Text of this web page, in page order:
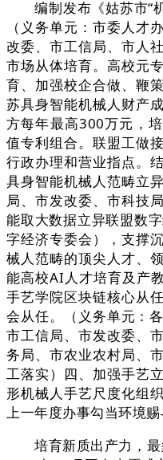
编制发布《姑苏市“机
（义务单元：市委人才
改委、市工信局、市人
市场从体培育。高校元
育、加强校企合做、鞭
苏具身智能机械人财产
方每年最高300万元，
值专利组合。联盟工做
行政办理和营业指点。
具身智能机械人范畴立
局、市发改委、市科技
能取大数据立异联盟数
字经济专委会），支撑
械人范畴的顶尖人才、
能高校AI人才培育及产
手艺学院区块链核心从
会从任。（义务单元：
市工信局、市发改委、
务局、市农业农村局、
工落实）四、加强手艺
形机械人手艺尺度化组
上一年度办事勾当环境赐
培育新质出产力，最